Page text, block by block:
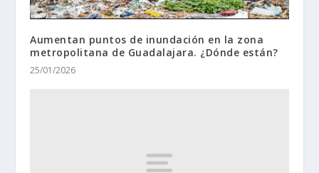
Aumentan puntos de inundación en la zona
metropolitana de Guadalajara. ¿Dónde están?
25/01/2026